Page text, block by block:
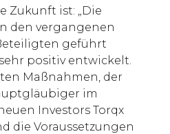
Zukunft ist: „Die
den vergangenen
geführt
positiv entwickelt.
Maßnahmen, der
im
Investors Torqx
die Voraussetzungen